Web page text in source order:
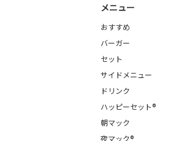
メニュー
おすすめ
バーガー
セット
サイドメニュー
ドリンク
ハッピーセット®
朝マック
夜マック®